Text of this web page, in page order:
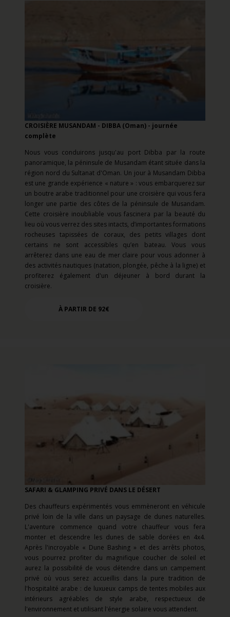
CROISIÈRE MUSANDAM - DIBBA (Oman) - journée
complète
Nous vous conduirons jusqu'au port Dibba par la route
panoramique, la péninsule de Musandam étant située dans la
région nord du Sultanat d'Oman. Un jour à Musandam Dibba
est une grande expérience « nature » : vous embarquerez sur
un boutre arabe traditionnel pour une croisière qui vous fera
longer une partie des côtes de la péninsule de Musandam.
Cette croisière inoubliable vous fascinera par la beauté du
lieu où vous verrez des sites intacts, d’importantes formations
rocheuses tapissées de coraux, des petits villages dont
certains ne sont accessibles qu’en bateau. Vous vous
arrêterez dans une eau de mer claire pour vous adonner à
des activités nautiques (natation, plongée, pêche à la ligne) et
profiterez également d'un déjeuner à bord durant la
croisière.
À PARTIR DE 92€
SAFARI & GLAMPING PRIVÉ DANS LE DÉSERT
Des chauffeurs expérimentés vous emmèneront en véhicule
privé loin de la ville dans un paysage de dunes naturelles.
L'aventure commence quand votre chauffeur vous fera
monter et descendre les dunes de sable dorées en 4x4.
Après l'incroyable « Dune Bashing » et des arrêts photos,
vous pourrez profiter du magnifique coucher de soleil et
aurez la possibilité de vous détendre dans un campement
privé où vous serez accueillis dans la pure tradition de
l'hospitalité arabe : de luxueux camps de tentes mobiles aux
intérieurs agréables de style arabe, respectueux de
l'environnement et utilisant l'énergie solaire vous attendent.